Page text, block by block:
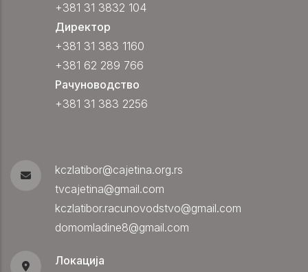
+381 31 3832 104
Директор
+381 31 383 1160
+381 62 289 766
Рачуноводство
+381 31 383 2256
kczlatibor@cajetina.org.rs
tvcajetina@gmail.com
kczlatibor.racunovodstvo@gmail.com
domomladine8@gmail.com
Локација